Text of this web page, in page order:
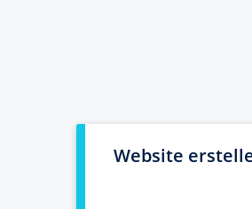
Website